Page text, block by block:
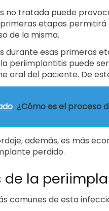
no tratada puede
etapas
de la misma.
durante esas primeras
periimplantitis puede
oral del paciente. De
¿Cómo es el proceso
además, es más
perdido.
de la
comunes de esta